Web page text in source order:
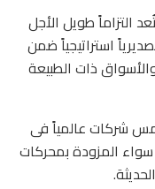
التزاماً طويل الأجل
استراتيجياً ضمن
ذات الطبيعة
شركات عالمياً فى
سواء المزودة بمحركات